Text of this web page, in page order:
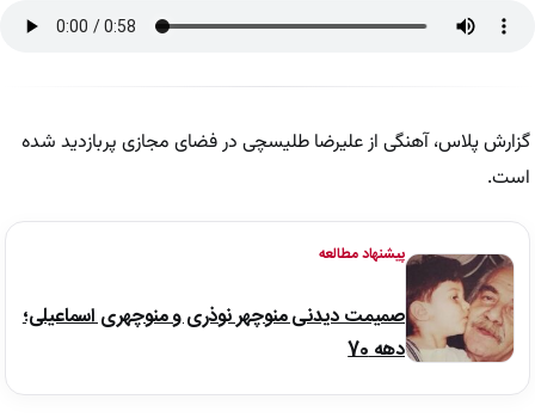
گزارش پلاس، آهنگی از علیرضا طلیسچی در فضای مجازی پربازدید شده
است.
پیشنهاد مطالعه
صمیمت دیدنی منوچهر نوذری و منوچهری اسماعیلی؛
دهه 70